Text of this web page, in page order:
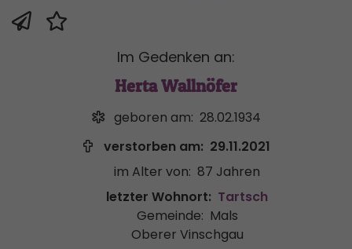
Im Gedenken an:
Herta Wallnöfer
geboren am: 28.02.1934
verstorben am: 29.11.2021
im Alter von: 87 Jahren
letzter Wohnort: Tartsch
Gemeinde: Mals
Oberer Vinschgau